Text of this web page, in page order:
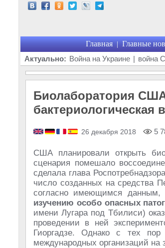
Главная | Главные
Актуально: Война на Украине | война
Биолаборатория
бактериологическая
26 декабря 2018 5
США планировали открыть
сценария помешало
сделала глава
число созданных на средства
согласно имеющимся данным,
изучению особо опасных
имени Лугара под Тбилиси)
проведении в ней
Гиоргадзе. Однако с тех
международных организаций на